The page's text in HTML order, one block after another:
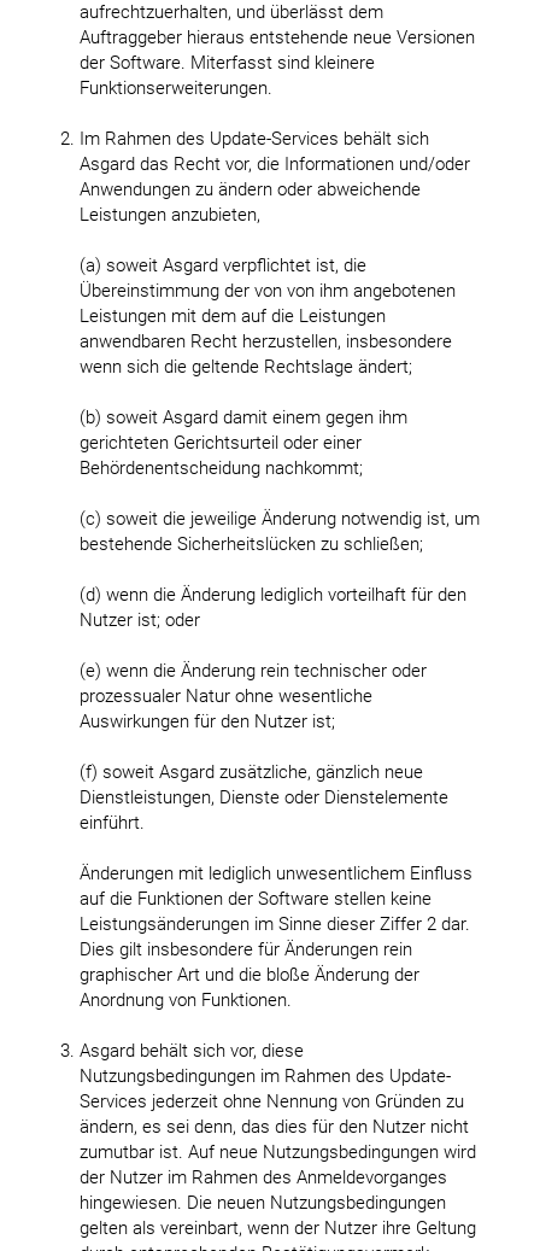
aufrechtzuerhalten, und überlässt dem
Auftraggeber hieraus entstehende neue Versionen
der Software. Miterfasst sind kleinere
Funktionserweiterungen.
Im Rahmen des Update-Services behält sich
Asgard das Recht vor, die Informationen und/oder
Anwendungen zu ändern oder abweichende
Leistungen anzubieten,
(a) soweit Asgard verpflichtet ist, die
Übereinstimmung der von von ihm angebotenen
Leistungen mit dem auf die Leistungen
anwendbaren Recht herzustellen, insbesondere
wenn sich die geltende Rechtslage ändert;
(b) soweit Asgard damit einem gegen ihm
gerichteten Gerichtsurteil oder einer
Behördenentscheidung nachkommt;
(c) soweit die jeweilige Änderung notwendig ist, um
bestehende Sicherheitslücken zu schließen;
(d) wenn die Änderung lediglich vorteilhaft für den
Nutzer ist; oder
(e) wenn die Änderung rein technischer oder
prozessualer Natur ohne wesentliche
Auswirkungen für den Nutzer ist;
(f) soweit Asgard zusätzliche, gänzlich neue
Dienstleistungen, Dienste oder Dienstelemente
einführt.
Änderungen mit lediglich unwesentlichem Einfluss
auf die Funktionen der Software stellen keine
Leistungsänderungen im Sinne dieser Ziffer 2 dar.
Dies gilt insbesondere für Änderungen rein
graphischer Art und die bloße Änderung der
Anordnung von Funktionen.
Asgard behält sich vor, diese
Nutzungsbedingungen im Rahmen des Update-
Services jederzeit ohne Nennung von Gründen zu
ändern, es sei denn, das dies für den Nutzer nicht
zumutbar ist. Auf neue Nutzungsbedingungen wird
der Nutzer im Rahmen des Anmeldevorganges
hingewiesen. Die neuen Nutzungsbedingungen
gelten als vereinbart, wenn der Nutzer ihre Geltung